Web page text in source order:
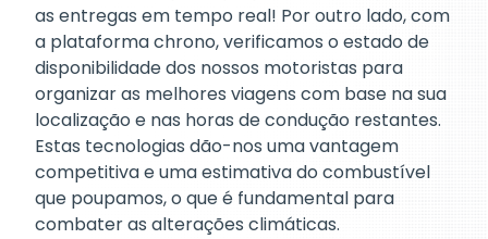
as entregas em tempo real! Por outro lado, com
a plataforma chrono, verificamos o estado de
disponibilidade dos nossos motoristas para
organizar as melhores viagens com base na sua
localização e nas horas de condução restantes.
Estas tecnologias dão-nos uma vantagem
competitiva e uma estimativa do combustível
que poupamos, o que é fundamental para
combater as alterações climáticas.